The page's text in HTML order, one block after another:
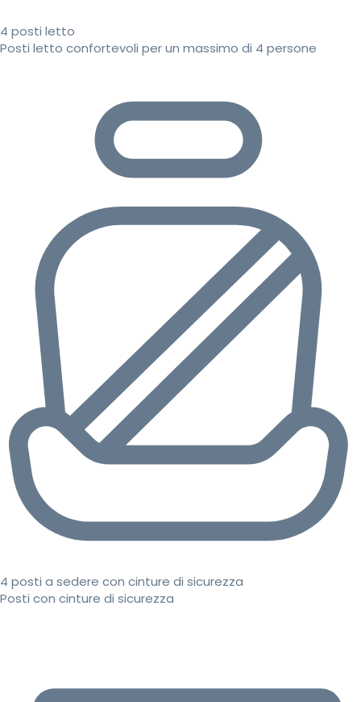
4 posti letto
Posti letto confortevoli per un massimo di 4 persone
4 posti a sedere con cinture di sicurezza
Posti con cinture di sicurezza